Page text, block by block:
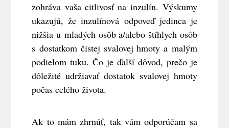
zohráva vaša citlivosť na inzulín. Výskumy
ukazujú, že inzulínová odpoveď jedinca je
nižšia u mladých osôb a/alebo štíhlych osôb
s dostatkom čistej svalovej hmoty a malým
podielom tuku. Čo je ďalší dôvod, prečo je
dôležité udržiavať dostatok svalovej hmoty
počas celého života.
Ak to mám zhrnúť, tak vám odporúčam sa